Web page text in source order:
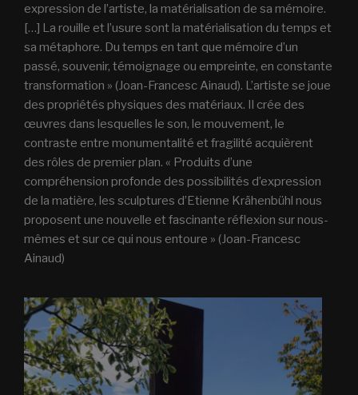
expression de l’artiste, la matérialisation de sa mémoire.
[…] La rouille et l’usure sont la matérialisation du temps et
sa métaphore. Du temps en tant que mémoire d’un
passé, souvenir, témoignage ou empreinte, en constante
transformation » (Joan-Francesc Ainaud). L’artiste se joue
des propriétés physiques des matériaux. Il crée des
œuvres dans lesquelles le son, le mouvement, le
contraste entre monumentalité et fragilité acquièrent
des rôles de premier plan. « Produits d’une
compréhension profonde des possibilités d’expression
de la matière, les sculptures d’Etienne Krähenbühl nous
proposent une nouvelle et fascinante réflexion sur nous-
mêmes et sur ce qui nous entoure » (Joan-Francesc
Ainaud)